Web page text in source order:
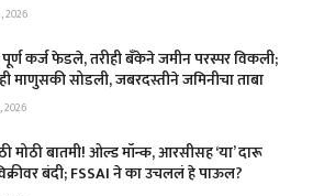
2026
कर्ज फेडले, तरीही बँकेने जमीन परस्पर विकली;
माणुसकी सोडली, जबरदस्तीने जमिनीचा ताबा
2026
मोठी बातमी! ओल्ड मॉन्क, आरसीसह ‘या’ दारू
बंदी; FSSAI ने का उचललं हे पाऊल?